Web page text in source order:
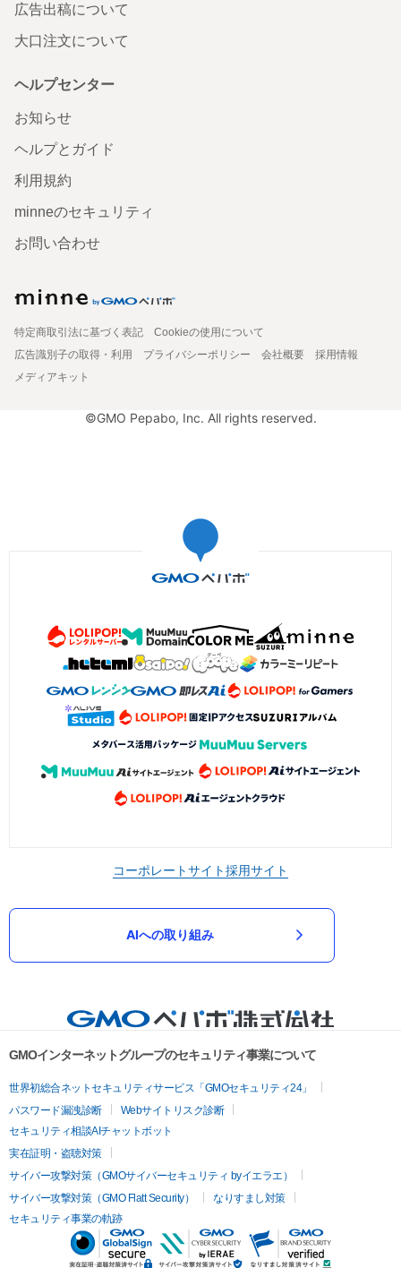
広告出稿について
大口注文について
ヘルプセンター
お知らせ
ヘルプとガイド
利用規約
minneのセキュリティ
お問い合わせ
特定商取引法に基づく表記
Cookieの使用について
広告識別子の取得・利用
プライバシーポリシー 会社概要
採用情報
メディアキット
©GMO Pepabo, Inc. All rights reserved.
コーポレートサイト採用サイト
AIへの取り組み
GMOインターネットグループのセキュリティ事業について
世界初総合ネットセキュリティサービス「GMOセキュリティ24」
パスワード漏洩診断
Webサイトリスク診断
セキュリティ相談AIチャットボット
実在証明・盗聴対策
サイバー攻撃対策（GMOサイバーセキュリティ byイエラエ）
サイバー攻撃対策（GMO Flatt Security）
なりすまし対策
セキュリティ事業の軌跡